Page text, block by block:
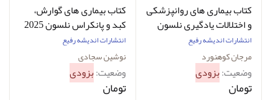
کتاب بیماری های روانپزشکی
و اختلالات یادگیری نلسون
2025 مرجان کوهنورد
انتشارات اندیشه رفیع
مرجان کوهنورد
وضعیت:بزودی
تومان
کتاب بیماری های گوارش،
کبد و پانکراس نلسون 2025
نوشین سجادی
انتشارات اندیشه رفیع
نوشین سجادی
وضعیت:بزودی
تومان